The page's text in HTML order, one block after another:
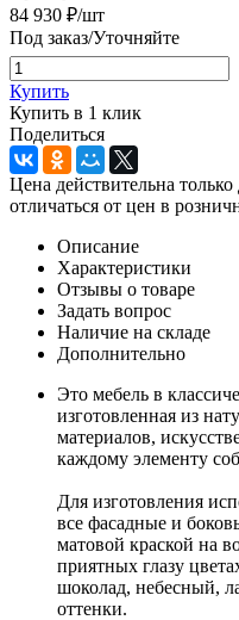
84 930 ₽/шт
Под заказ/Уточняйте
Купить
Купить в 1 клик
Поделиться
Цена действительна
отличаться от цен в
Описание
Характеристики
Отзывы о товаре
Задать вопрос
Наличие на складе
Дополнительно
Это мебель в
изготовленная из
материалов,
каждому элементу
Для изготовления
все фасадные и
матовой краской на
приятных глазу
шоколад, небесный,
оттенки.